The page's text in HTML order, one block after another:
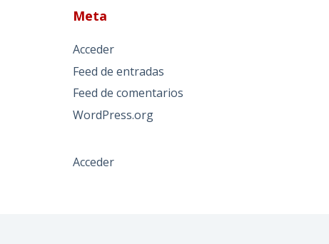
Meta
Acceder
Feed de entradas
Feed de comentarios
WordPress.org
Acceder